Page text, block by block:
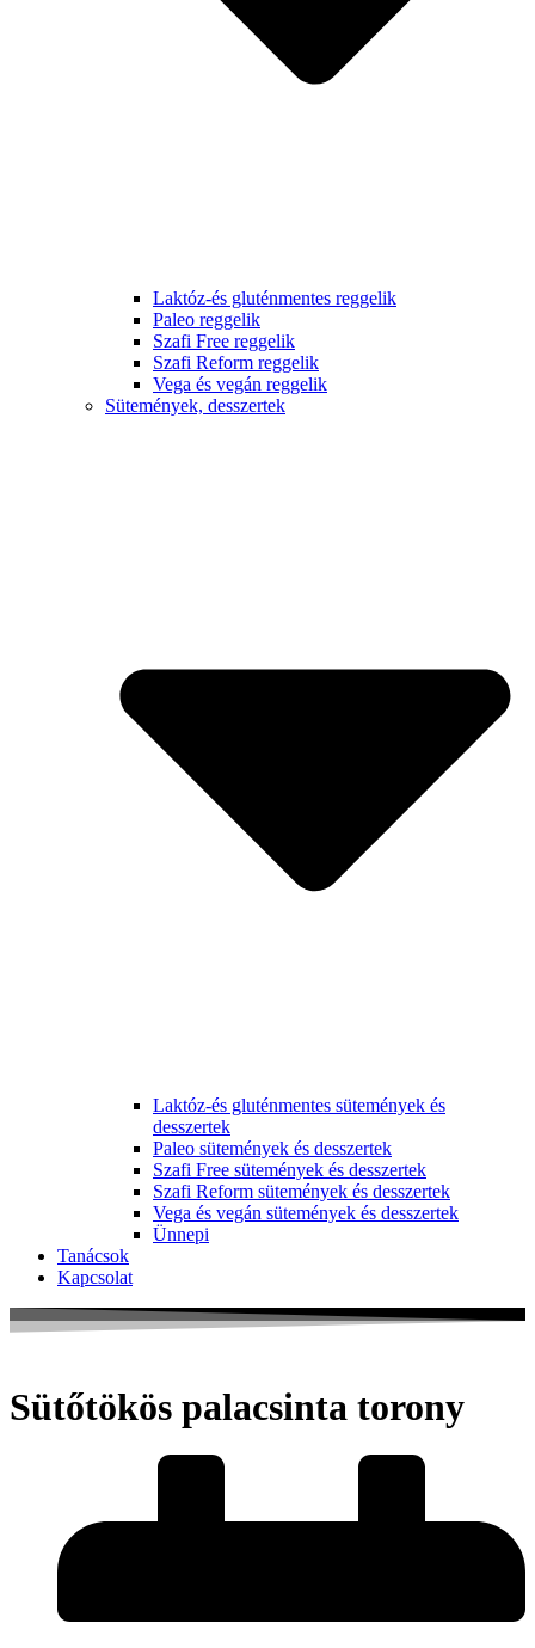
Laktóz-és gluténmentes reggelik
Paleo reggelik
Szafi Free reggelik
Szafi Reform reggelik
Vega és vegán reggelik
Sütemények, desszertek
Laktóz-és gluténmentes sütemények és
desszertek
Paleo sütemények és desszertek
Szafi Free sütemények és desszertek
Szafi Reform sütemények és desszertek
Vega és vegán sütemények és desszertek
Ünnepi
Tanácsok
Kapcsolat
Sütőtökös palacsinta torony